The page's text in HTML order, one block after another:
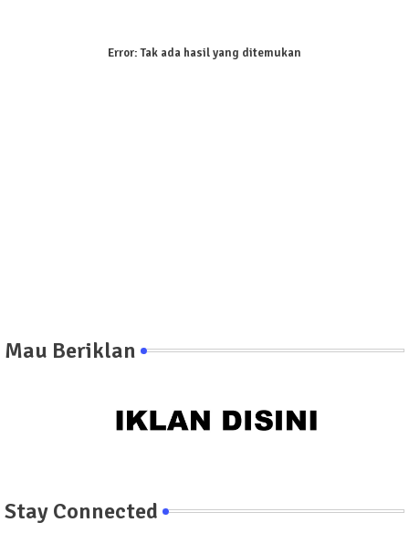
Error:Tak ada hasil yang ditemukan
Mau Beriklan
Stay Connected